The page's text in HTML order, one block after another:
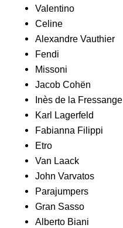
Valentino
Celine
Alexandre Vauthier
Fendi
Missoni
Jacob Cohën
Inès de la Fressange
Karl Lagerfeld
Fabianna Filippi
Etro
Van Laack
John Varvatos
Parajumpers
Gran Sasso
Alberto Biani